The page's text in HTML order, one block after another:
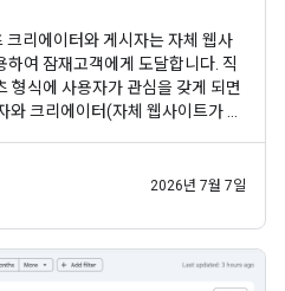
리에이터와 게시자는 자체 웹사
여 잠재고객에게 도달합니다. 직
형식에 사용자가 관심을 갖게 되면
크리에이터(자체 웹사이트가 없
검색 및 디스커버에서2026년 7월 7일